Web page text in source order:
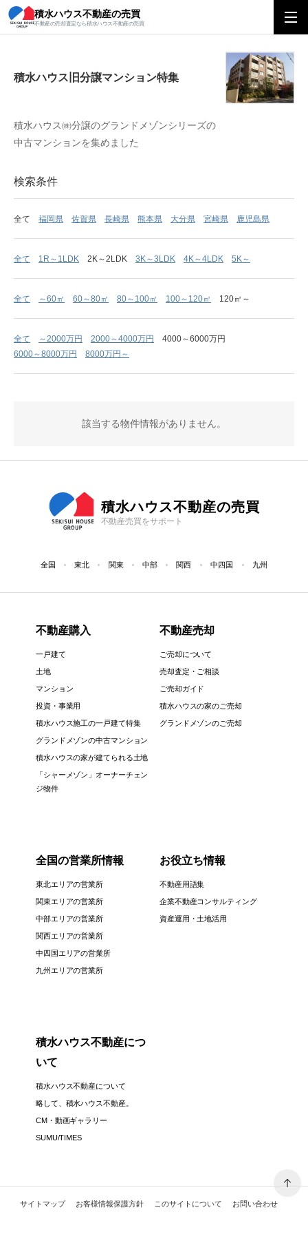
積水ハウス不動産の売買
不動産の売却査定なら積水ハウス不動産の売買
積水ハウス旧分譲マンション特集
積水ハウス旧分譲マンション特集
積水ハウス㈱分譲のグランドメゾンシリーズの
中古マンションを集めました
検索条件
全て 福岡県 佐賀県 長崎県 熊本県 大分県 宮崎県 鹿児島県
全て 1R～1LDK 2K～2LDK 3K～3LDK 4K～4LDK 5K～
全て ～60㎡ 60～80㎡ 80～100㎡ 100～120㎡ 120㎡～
全て ～2000万円 2000～4000万円
4000～6000万円
6000～8000万円
8000万円～
該当する物件情報がありません。
積水ハウス不動産の売買
不動産売買をサポート
全国 東北 関東 中部 関西 中四国 九州
不動産購入
一戸建て
土地
マンション
投資・事業用
積水ハウス施工の一戸建て特集
グランドメゾンの中古マンション
積水ハウスの家が建てられる土地
「シャーメゾン」オーナーチェン
ジ物件
不動産売却
ご売却について
売却査定・ご相談
ご売却ガイド
積水ハウスの家のご売却
グランドメゾンのご売却
全国の営業所情報
東北エリアの営業所
関東エリアの営業所
中部エリアの営業所
関西エリアの営業所
中四国エリアの営業所
九州エリアの営業所
お役立ち情報
不動産用語集
企業不動産コンサルティング
資産運用・土地活用
積水ハウス不動産につ
いて
積水ハウス不動産について
略して、積水ハウス不動産。
CM・動画ギャラリー
SUMU/TIMES
サイトマップ お客様情報保護方針 このサイトについて お問い合わせ